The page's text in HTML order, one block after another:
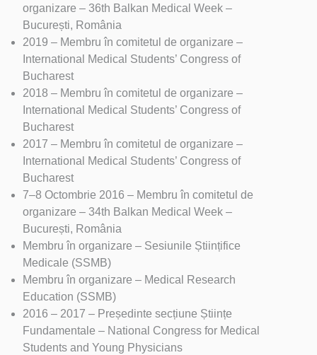
organizare – 36th Balkan Medical Week –
București, România
2019 – Membru în comitetul de organizare –
International Medical Students’ Congress of
Bucharest
2018 – Membru în comitetul de organizare –
International Medical Students’ Congress of
Bucharest
2017 – Membru în comitetul de organizare –
International Medical Students’ Congress of
Bucharest
7–8 Octombrie 2016 – Membru în comitetul de
organizare – 34th Balkan Medical Week –
București, România
Membru în organizare – Sesiunile Științifice
Medicale (SSMB)
Membru în organizare – Medical Research
Education (SSMB)
2016 – 2017 – Președinte secțiune Științe
Fundamentale – National Congress for Medical
Students and Young Physicians